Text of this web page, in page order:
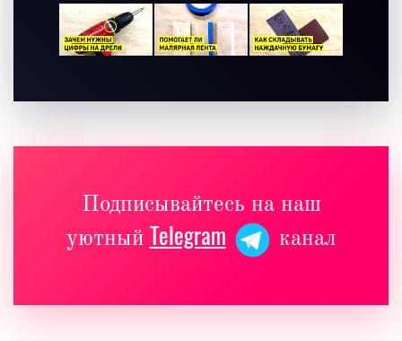
Подписывайтесь на наш
уютный Telegram канал